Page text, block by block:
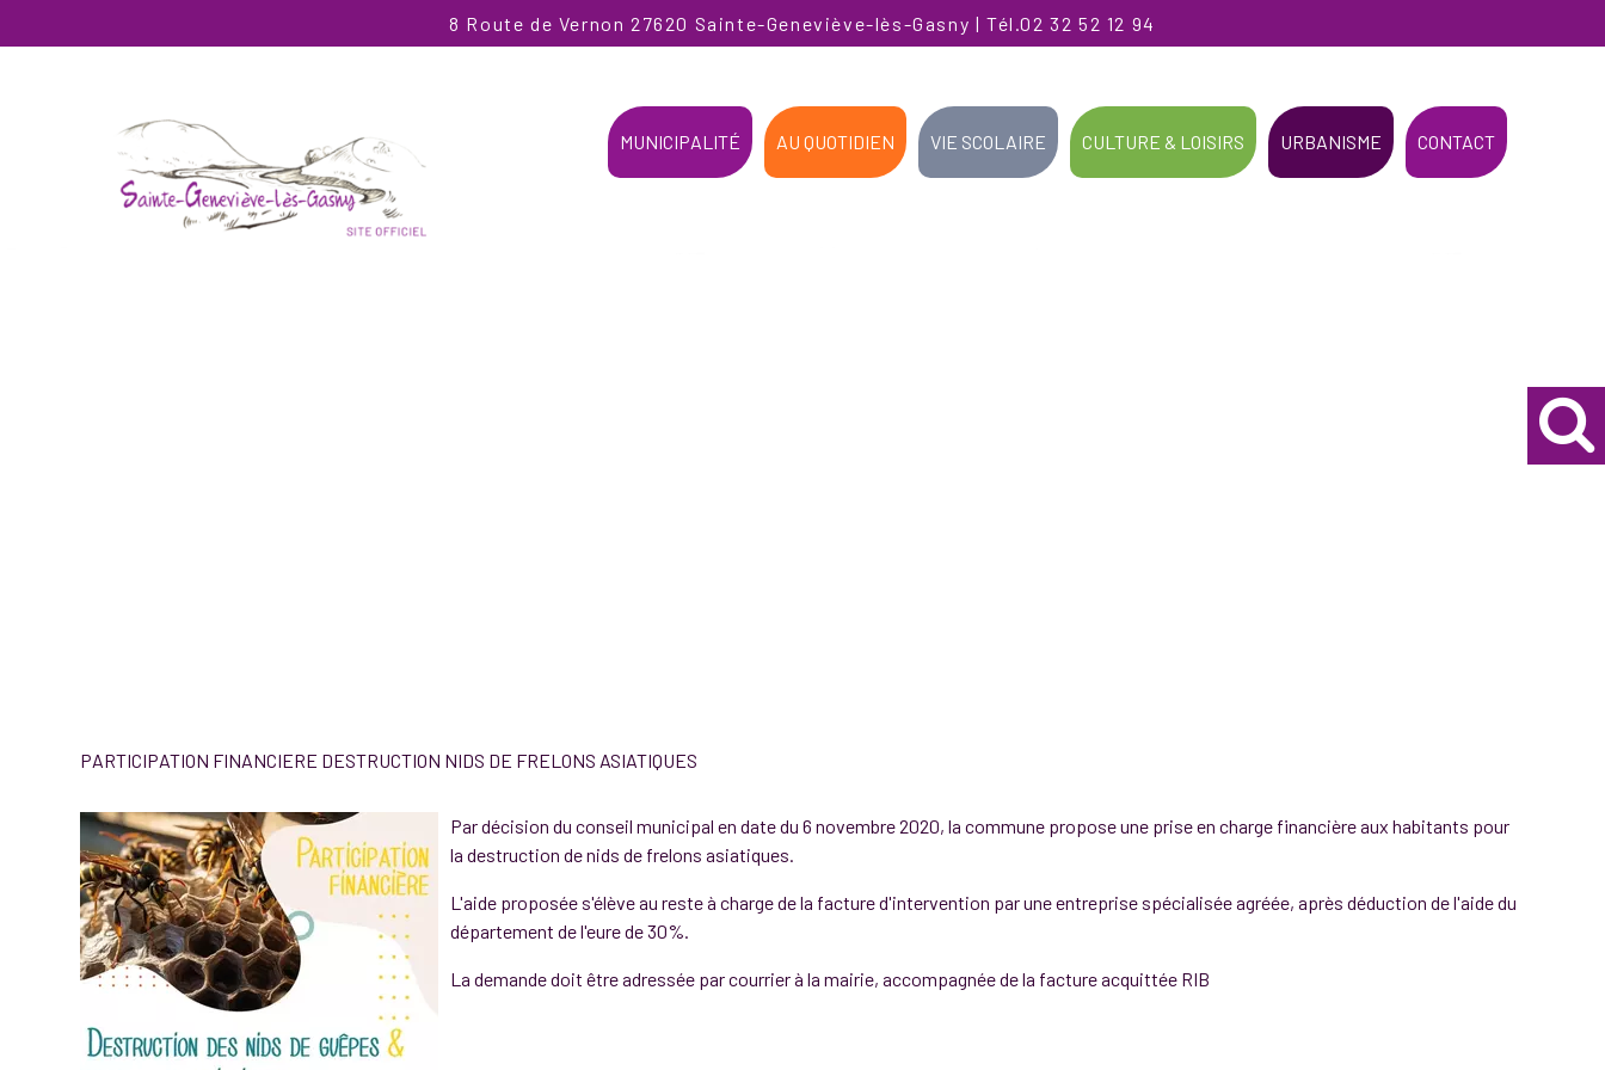
8 Route de Vernon 27620 Sainte-Geneviève-lès-Gasny | Tél.02 32 52 12 94
MUNICIPALITÉ AU QUOTIDIEN VIE SCOLAIRE CULTURE & LOISIRS URBANISME CONTACT
PARTICIPATION FINANCIERE DESTRUCTION NIDS DE FRELONS ASIATIQUES
Par décision du conseil municipal en date du 6 novembre 2020, la commune propose une prise en charge financière aux habitants pour
la destruction de nids de frelons asiatiques.
L'aide proposée s'élève au reste à charge de la facture d'intervention par une entreprise spécialisée agréée, après déduction de l'aide du
département de l'eure de 30%.
La demande doit être adressée par courrier à la mairie, accompagnée de la facture acquittée RIB